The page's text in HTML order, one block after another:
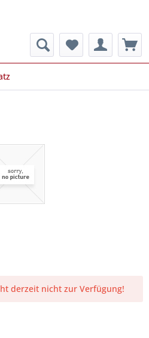
derzeit nicht zur Verfügung!